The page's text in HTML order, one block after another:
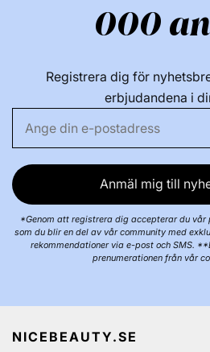
000
Registrera dig för
erbjudandena i
Anmäl mig till
*Genom att registrera dig accepterar du
som du blir en del av vår community med
rekommendationer via e-post och SMS.
prenumerationen från vår
NICEBEAUTY.SE